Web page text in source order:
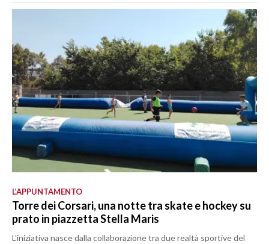
L’APPUNTAMENTO
Torre dei Corsari, una notte tra skate e hockey su
prato in piazzetta Stella Maris
L’iniziativa nasce dalla collaborazione tra due realtà sportive del